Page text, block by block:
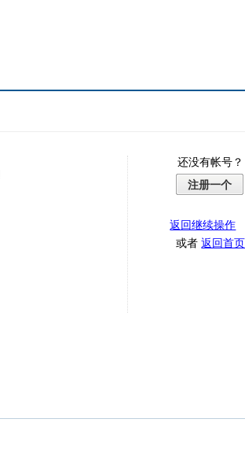
还没有帐号？
注册一个
返回继续操作
或者返回首页